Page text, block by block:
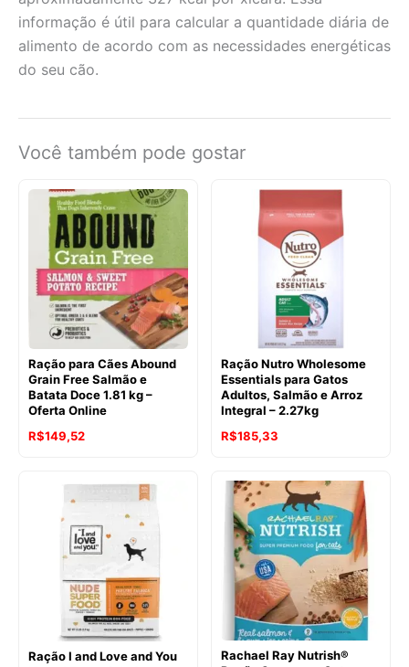
informação é útil para calcular a quantidade diária de
alimento de acordo com as necessidades energéticas
do seu cão.
Você também pode gostar
Ração para Cães Abound
Grain Free Salmão e
Batata Doce 1.81 kg –
Oferta Online
R$149,52
Ração Nutro Wholesome
Essentials para Gatos
Adultos, Salmão e Arroz
Integral – 2.27kg
O
original
era:
R$201,50.
R$185,33
atual
é:
R$185,33.
Ração I and Love and You
Rachael Ray Nutrish®